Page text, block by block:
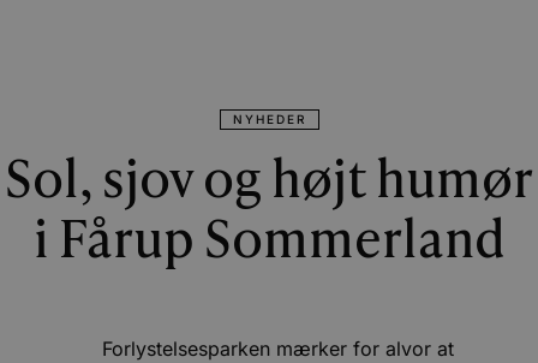
NYHEDER
Sol, sjov og højt humør
i Fårup Sommerland
Forlystelsesparken mærker for alvor at